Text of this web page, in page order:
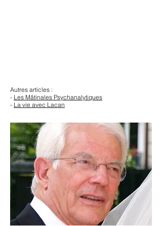
Autres articles :
- Les Mâtinales Psychanalytiques
- La vie avec Lacan